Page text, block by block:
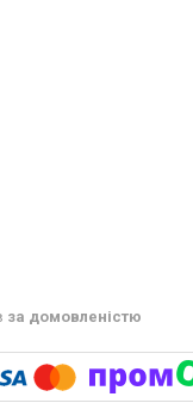
за домовленістю